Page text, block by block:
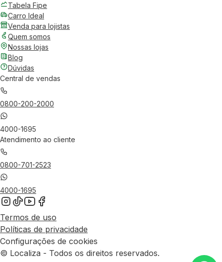
Tabela Fipe
Carro Ideal
Venda para lojistas
Quem somos
Nossas lojas
Blog
Dúvidas
Central de vendas
0800-200-2000
4000-1695
Atendimento ao cliente
0800-701-2523
4000-1695
Termos de uso
Políticas de privacidade
Configurações de cookies
© Localiza - Todos os direitos reservados.